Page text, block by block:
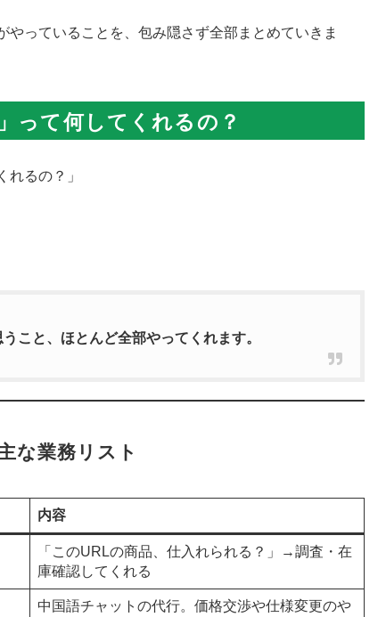
っていることを、包み隠さず全部まとめていきま
って何してくれるの？
れるの？」
こと、ほとんど全部やってくれます。
な業務リスト
内容
「このURLの商品、仕入れられる？」→調査・在
庫確認してくれる
中国語チャットの代行。価格交渉や仕様変更のや